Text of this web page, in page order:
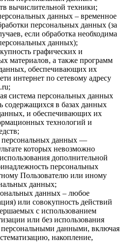
вычислительной техники;
данных – временное
персональных данных (за
если обработка необходима
данных);
графических и
материалов, а также программ
обеспечивающих их
интернет по сетевому адресу
система персональных данных
содержащихся в базах данных
и обеспечивающих их
технологий и
персональных данных —
которых невозможно
дополнительной
персональных
Пользователю или иному
данных;
данных – любое
или совокупность действий
с использованием
или без использования
персональными данными, включая
накопление,